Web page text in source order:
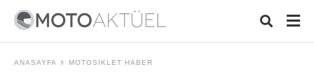
ANASAYFA MOTOSIKLET HABER